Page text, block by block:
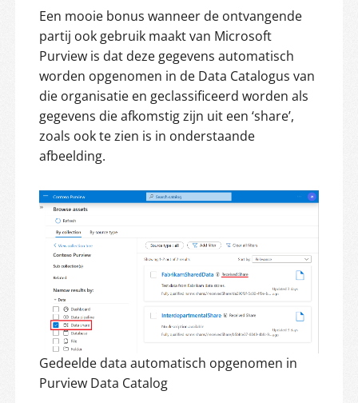
Een mooie bonus wanneer de ontvangende
partij ook gebruik maakt van Microsoft
Purview is dat deze gegevens automatisch
worden opgenomen in de Data Catalogus van
die organisatie en geclassificeerd worden als
gegevens die afkomstig zijn uit een ‘share’,
zoals ook te zien is in onderstaande
afbeelding.
Gedeelde data automatisch opgenomen in
Purview Data Catalog